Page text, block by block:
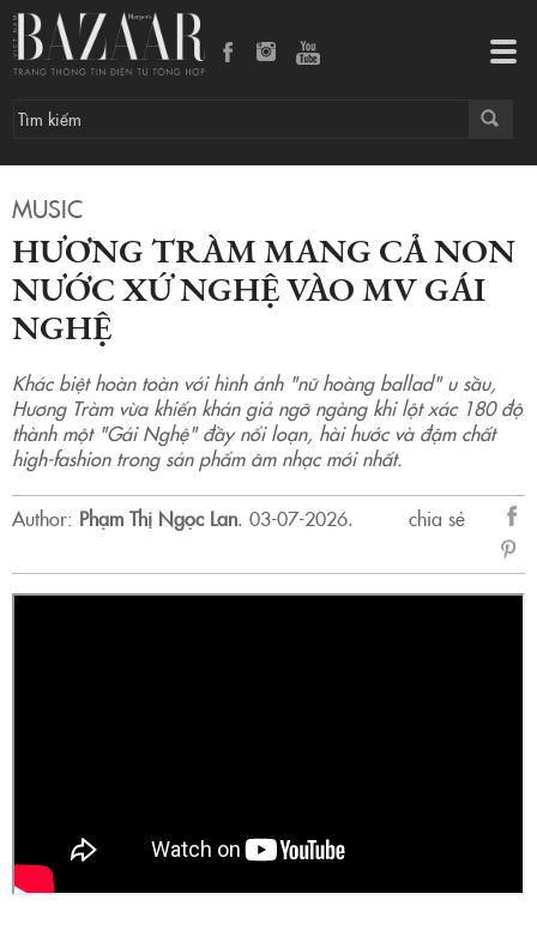
MUSIC
HƯƠNG TRÀM MANG CẢ NON
NƯỚC XỨ NGHỆ VÀO MV GÁI
NGHỆ
Khác biệt hoàn toàn với hình ảnh "nữ hoàng ballad" u sầu,
Hương Tràm vừa khiến khán giả ngỡ ngàng khi lột xác 180 độ
thành một "Gái Nghệ" đầy nổi loạn, hài hước và đậm chất
high-fashion trong sản phẩm âm nhạc mới nhất.
Author: Phạm Thị Ngọc Lan. 03-07-2026.
chia sẻ
sẻ